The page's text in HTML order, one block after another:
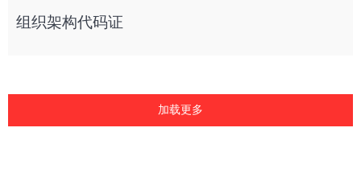
组织架构代码证
加载更多